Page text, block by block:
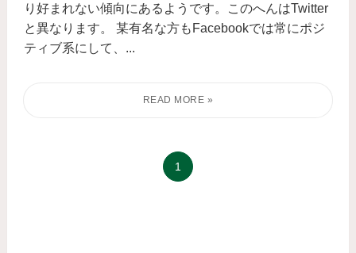
り好まれない傾向にあるようです。このへんはTwitter
と異なります。 某有名な方もFacebookでは常にポジ
ティブ系にして、...
1